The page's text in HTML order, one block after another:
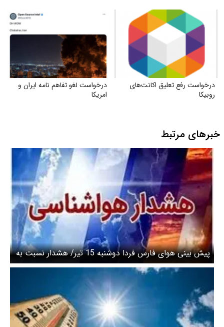
درخواست رفع تعلیق اکانت‌های
روبیکا
درخواست لغو تفاهم نامه ایران و
امریکا
خبرهای مرتبط
پیش بینی هوای فارس فردا دوشنبه 15 تیر/ هشدار نسبت به
تداوم گرمای تابستانه